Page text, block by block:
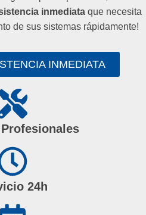
inmediata que necesita
de sus sistemas rápidamente!
INMEDIATA
24h